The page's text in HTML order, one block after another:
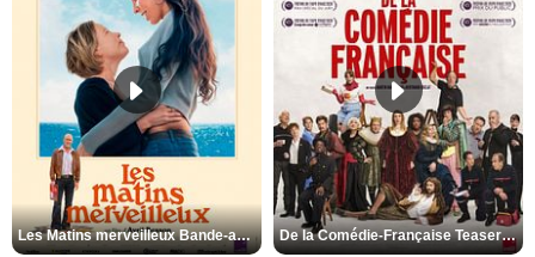
Les Matins merveilleux Bande-annonce VF De la Comédie-Française Teaser VF